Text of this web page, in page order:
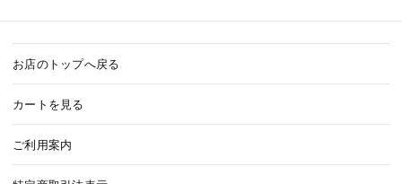
お店のトップへ戻る
カートを見る
ご利用案内